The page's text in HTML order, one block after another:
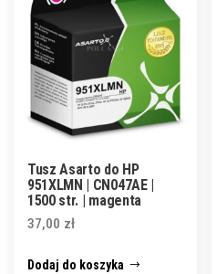
Tusz Asarto do HP
951XLMN | CN047AE |
1500 str. | magenta
37,00 zł
Dodaj do koszyka